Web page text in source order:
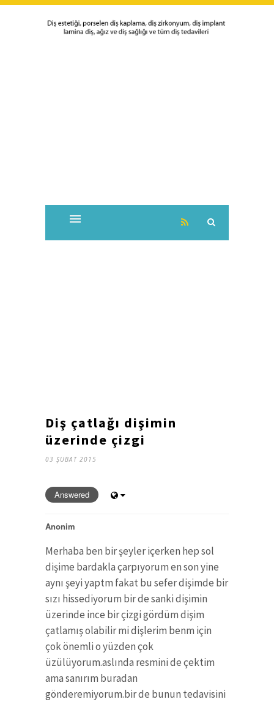
Diş çatlağı dişimin
üzerinde çizgi
03 ŞUBAT 2015
Answered
Anonim
Merhaba ben bir şeyler içerken hep sol
dişime bardakla çarpıyorum en son yine
aynı şeyi yaptm fakat bu sefer dişimde bir
sızı hissediyorum bir de sanki dişimin
üzerinde ince bir çizgi gördüm dişim
çatlamış olabilir mi dişlerim benm için
çok önemli o yüzden çok
üzülüyorum.aslında resmini de çektim
ama sanırım buradan
gönderemiyorum.bir de bunun tedavisini